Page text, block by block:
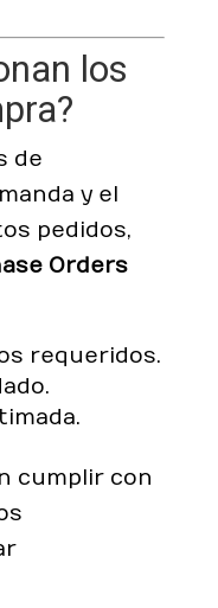
los
de
y el
pedidos,
Orders
requeridos.
cumplir con